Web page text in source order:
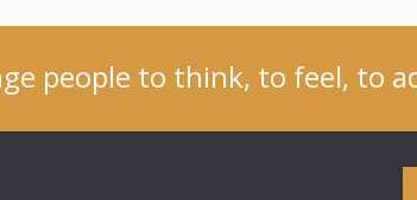
people to think, to feel, to